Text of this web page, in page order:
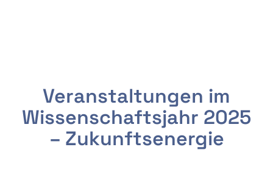
Veranstaltungen im
Wissenschaftsjahr 2025
– Zukunftsenergie